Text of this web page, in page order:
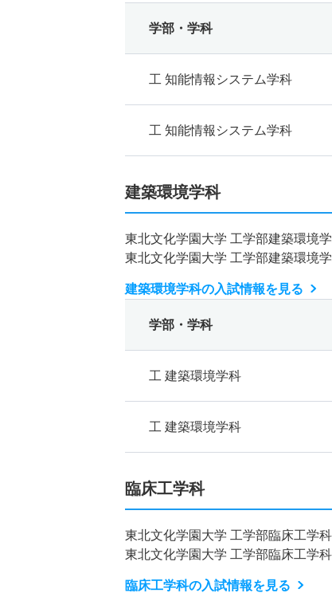
学部・学科
工 知能情報システム学科
工 知能情報システム学科
建築環境学科
東北文化学園大学 工学部建築環境
東北文化学園大学 工学部建築環境
建築環境学科の入試情報を見る
学部・学科
工 建築環境学科
工 建築環境学科
臨床工学科
東北文化学園大学 工学部臨床工学
東北文化学園大学 工学部臨床工学
臨床工学科の入試情報を見る